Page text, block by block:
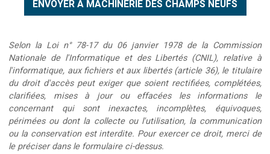
Selon la Loi n° 78-17 du 06 janvier 1978 de la Commission
Nationale de l'Informatique et des Libertés (CNIL), relative à
l'informatique, aux fichiers et aux libertés (article 36), le titulaire
du droit d'accès peut exiger que soient rectifiées, complétées,
clarifiées, mises à jour ou effacées les informations le
concernant qui sont inexactes, incomplètes, équivoques,
périmées ou dont la collecte ou l'utilisation, la communication
ou la conservation est interdite. Pour exercer ce droit, merci de
le préciser dans le formulaire ci-dessus.